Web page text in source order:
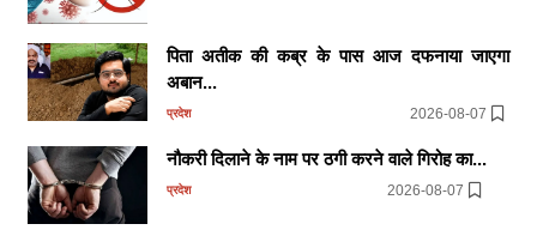
पिता अतीक की कब्र के पास आज दफनाया जाएगा
अबान...
प्रदेश 2026-08-07
नौकरी दिलाने के नाम पर ठगी करने वाले गिरोह का...
प्रदेश 2026-08-07